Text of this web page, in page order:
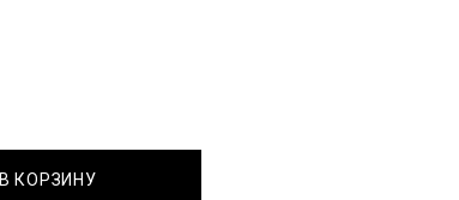
В КОРЗИНУ